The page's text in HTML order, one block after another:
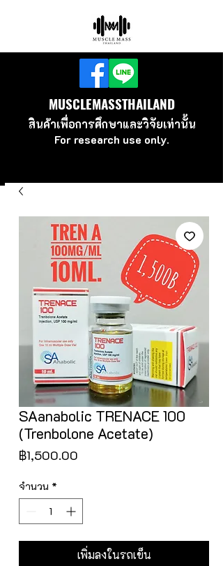
MUSCLEMASSTHAILAND
สินค้าเพื่อการศึกษาและวิจัยเท่านั้น
For research use only.
SAanabolic TRENACE 100
(Trenbolone Acetate)
฿1,500.00
จำนวน *
เพิ่มลงในรถเข็น